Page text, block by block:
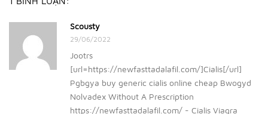
Scousty
29/06/2022
Jootrs
[url=https://newfasttadalafil.com/]Cialis[/url]
Pgbgya buy generic cialis online cheap Bwogyd
Nolvadex Without A Prescription
https://newfasttadalafil.com/ - Cialis Viagra